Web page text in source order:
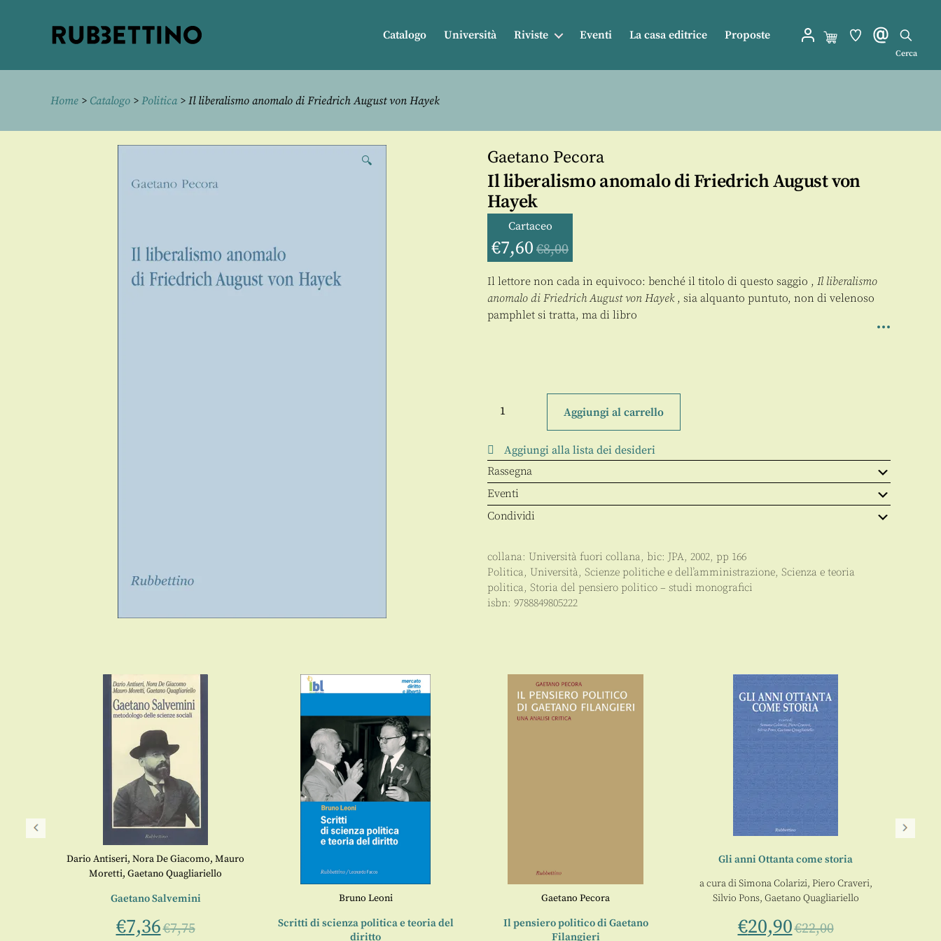
Catalogo Università Riviste Eventi La casa editrice Proposte
Cerca
Home > Catalogo > Politica> Il liberalismo anomalo di Friedrich August von Hayek
🔍 Gaetano Pecora
Il liberalismo anomalo di Friedrich August von
Hayek
Cartaceo
€7,60 €8,00
Il lettore non cada in equivoco: benché il titolo di questo saggio , Il liberalismo
anomalo di Friedrich August von Hayek , sia alquanto puntuto, non di velenoso
pamphlet si tratta, ma di libro
liberalismo
Friedrich
August
von
Hayek
quantità
Aggiungi al carrello
Aggiungi alla lista dei desideri
Rassegna
Eventi
Condividi
collana: Università fuori collana, bic: JPA, 2002, pp 166
Politica, Università, Scienze politiche e dell’amministrazione, Scienza e teoria
politica, Storia del pensiero politico – studi monografici
isbn: 9788849805222
Dario Antiseri, Nora De Giacomo, Mauro
Moretti, Gaetano Quagliariello
Gaetano Salvemini
€7,36€7,75
Bruno Leoni
Scritti di scienza politica e teoria del
diritto
Gaetano Pecora
Il pensiero politico di Gaetano
Filangieri
Gli anni Ottanta come storia
a cura diSimona Colarizi, Piero Craveri,
Silvio Pons, Gaetano Quagliariello
€20,90€22,00